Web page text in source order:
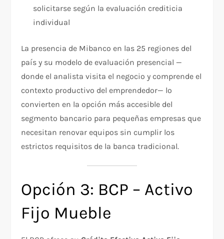
solicitarse según la evaluación crediticia
individual
La presencia de Mibanco en las 25 regiones del
país y su modelo de evaluación presencial —
donde el analista visita el negocio y comprende el
contexto productivo del emprendedor— lo
convierten en la opción más accesible del
segmento bancario para pequeñas empresas que
necesitan renovar equipos sin cumplir los
estrictos requisitos de la banca tradicional.
Opción 3: BCP – Activo
Fijo Mueble